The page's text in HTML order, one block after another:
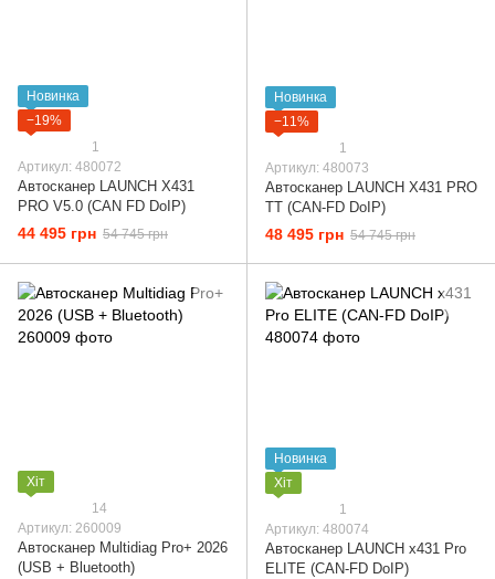
Новинка
−19%
1
Артикул: 480072
Автосканер LAUNCH X431
PRO V5.0 (CAN FD DoIP)
44 495 грн 54 745 грн
Новинка
−11%
1
Артикул: 480073
Автосканер LAUNCH X431 PRO
TT (CAN-FD DoIP)
48 495 грн 54 745 грн
Хіт
14
Артикул: 260009
Автосканер Multidiag Pro+ 2026
(USB + Bluetooth)
Новинка
Хіт
1
Артикул: 480074
Автосканер LAUNCH x431 Pro
ELITE (CAN-FD DoIP)